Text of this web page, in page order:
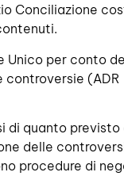
Conciliazione
per conto
controversie
di quanto
delle
procedure di